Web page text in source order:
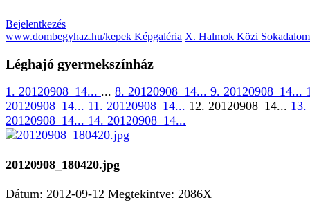
Bejelentkezés
www.dombegyhaz.hu/kepek Képgaléria X. Halmok Közi
Léghajó gyermekszínház
1. 20120908_14... ... 8. 20120908_14... 9. 20120908_14...
20120908_14... 11. 20120908_14... 12. 20120908_14... 13.
20120908_14... 14. 20120908_14...
20120908_180420.jpg
Dátum: 2012-09-12 Megtekintve: 2086X